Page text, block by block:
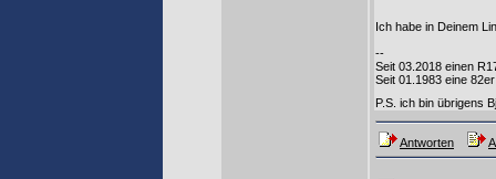
Ich habe in Deinem
--
Seit 03.2018 einen
Seit 01.1983 eine
P.S. ich bin übrigens
Antworten